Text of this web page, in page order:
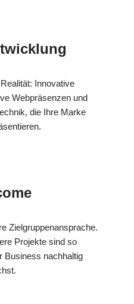
Innovative
Webpräsenzen und
die Ihre Marke
Zielgruppenansprache.
Projekte sind so
Business nachhaltig